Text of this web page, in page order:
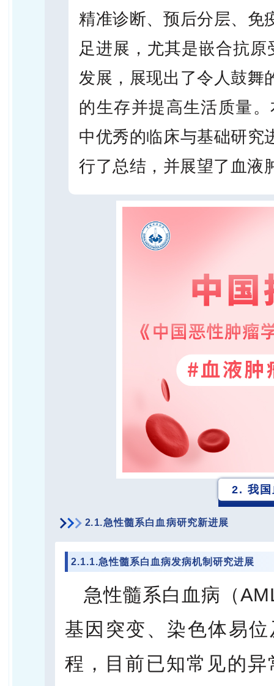
精准诊断、预后分层、免
足进展，尤其是嵌合抗
发展，展现出了令人鼓舞
的生存并提高生活质量
中优秀的临床与基础研究
行了总结，并展望了血液
2. 我国
2.1.急性髓系白血病研究新进展
2.1.1.急性髓系白血病发病机制研究进展
急性髓系白血病（
基因突变、染色体易
程，目前已知常见的异